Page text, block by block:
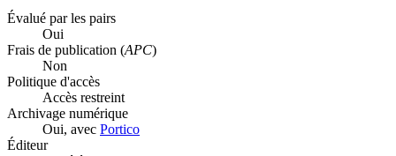
Évalué par les pairs
Oui
Frais de publication (APC)
Non
Politique d'accès
Accès restreint
Archivage numérique
Oui, avec Portico
Éditeur